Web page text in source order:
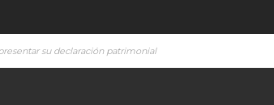
su declaración patrimonial